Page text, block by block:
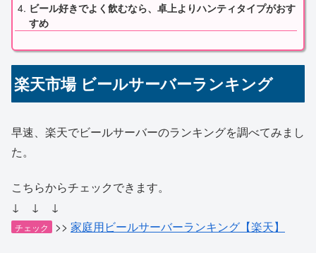
ビール好きでよく飲むなら、卓上よりハンティタイプがおす
すめ
楽天市場 ビールサーバーランキング
早速、楽天でビールサーバーのランキングを調べてみまし
た。
こちらからチェックできます。
↓ ↓ ↓
チェック >> 家庭用ビールサーバーランキング【楽天】